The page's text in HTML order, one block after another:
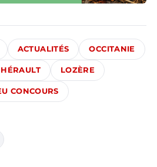
ACTUALITÉS OCCITANIE
HÉRAULT LOZÈRE
CONCOURS